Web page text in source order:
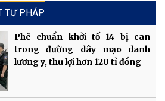
TƯ PHÁP
Phê chuẩn khởi tố 14 bị can
trong đường dây mạo danh
lương y, thu lợi hơn 120 tỉ đồng